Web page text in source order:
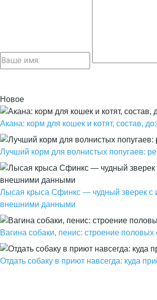
Новое
Акана: корм для кошек и котят, состав,
Лучший корм для волнистых попугаев:
Лысая крыса Сфинкс — чудный зверек с
внешними данными
Вагина собаки, пенис: строение половых
Отдать собаку в приют навсегда: куда